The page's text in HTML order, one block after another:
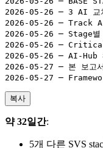
2026-05-26 ─ 3 AI 교
2026-05-26 ─ Track A
2026-05-26 ─ Stage
2026-05-26 ─
2026-05-26 ─ AI-
2026-05-27 ─ 본 보
복사
약 32일간:
5개 다른 SVS